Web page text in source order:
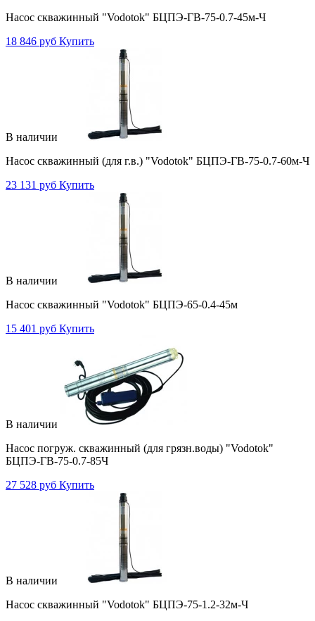
Насос скважинный "Vodotok" БЦПЭ-ГВ-75-0.7-45м-Ч
18 846 руб Купить
В наличии
Насос скважинный (для г.в.) "Vodotok" БЦПЭ-ГВ-75-0.7-60м-Ч
23 131 руб Купить
В наличии
Насос скважинный "Vodotok" БЦПЭ-65-0.4-45м
15 401 руб Купить
В наличии
Насос погруж. скважинный (для грязн.воды) "Vodotok"
БЦПЭ-ГВ-75-0.7-85Ч
27 528 руб Купить
В наличии
Насос скважинный "Vodotok" БЦПЭ-75-1.2-32м-Ч